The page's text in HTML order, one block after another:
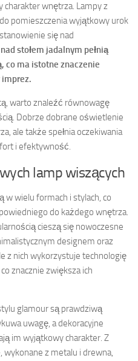
charakter wnętrza. Lampy z
pomieszczenia wyjątkowy urok
się nad
stołem jadalnym pełnią
co ma istotne znaczenie
imprez.
warto znaleźć równowagę
Dobrze dobrane oświetlenie
ale także spełnia oczekiwania
i efektywność.
lamp wiszących
w wielu formach i stylach, co
do każdego wnętrza.
cieszą się nowoczesne
designem oraz
z nich wykorzystuje technologię
znacznie zwiększa ich
glamour są prawdziwą
uwagę, a dekoracyjne
im wyjątkowy charakter. Z
z metalu i drewna,